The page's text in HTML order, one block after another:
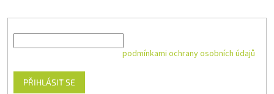
podmínkami ochrany osobních údajů
PŘIHLÁSIT SE